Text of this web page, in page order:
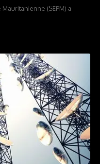
(SEPM) a